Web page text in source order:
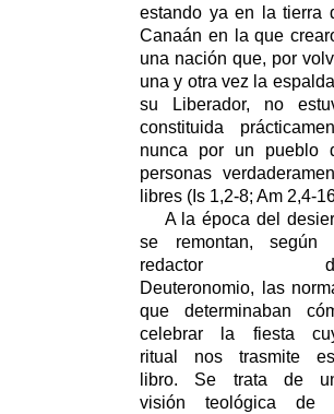
estando ya en la tierra
Canaán en la que
una nación que, por
una y otra vez la
su Liberador, no
constituida
nunca por un pueblo
personas
libres (Is 1,2-8; Am 2,4-
A la época del
se remontan, según
redactor
Deuteronomio, las
que determinaban
celebrar la fiesta
ritual nos trasmite
libro. Se trata de
visión teológica de